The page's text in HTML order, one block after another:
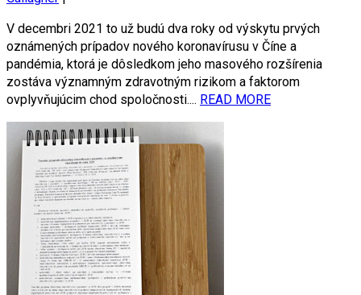
V decembri 2021 to už budú dva roky od výskytu prvých
oznámených prípadov nového koronavírusu v Číne a
pandémia, ktorá je dôsledkom jeho masového rozšírenia
zostáva významným zdravotným rizikom a faktorom
ovplyvňujúcim chod spoločnosti.... READ MORE